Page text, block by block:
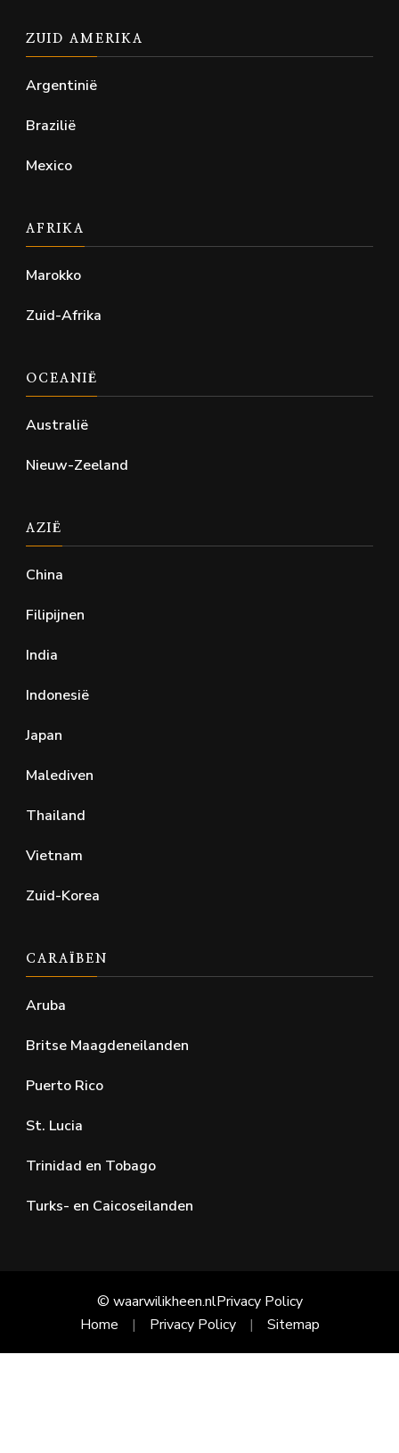
ZUID AMERIKA
Argentinië
Brazilië
Mexico
AFRIKA
Marokko
Zuid-Afrika
OCEANIË
Australië
Nieuw-Zeeland
AZIË
China
Filipijnen
India
Indonesië
Japan
Malediven
Thailand
Vietnam
Zuid-Korea
CARAÏBEN
Aruba
Britse Maagdeneilanden
Puerto Rico
St. Lucia
Trinidad en Tobago
Turks- en Caicoseilanden
© waarwilikheen.nlPrivacy Policy
Home
Privacy Policy Sitemap